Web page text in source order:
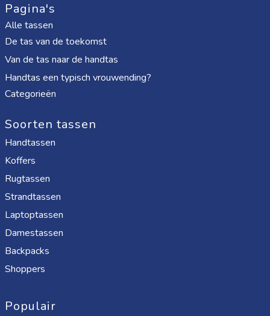
Pagina's
Alle tassen
De tas van de toekomst
Van de tas naar de handtas
Handtas een typisch vrouwending?
Categorieën
Soorten tassen
Handtassen
Koffers
Rugtassen
Strandtassen
Laptoptassen
Damestassen
Backpacks
Shoppers
Populair